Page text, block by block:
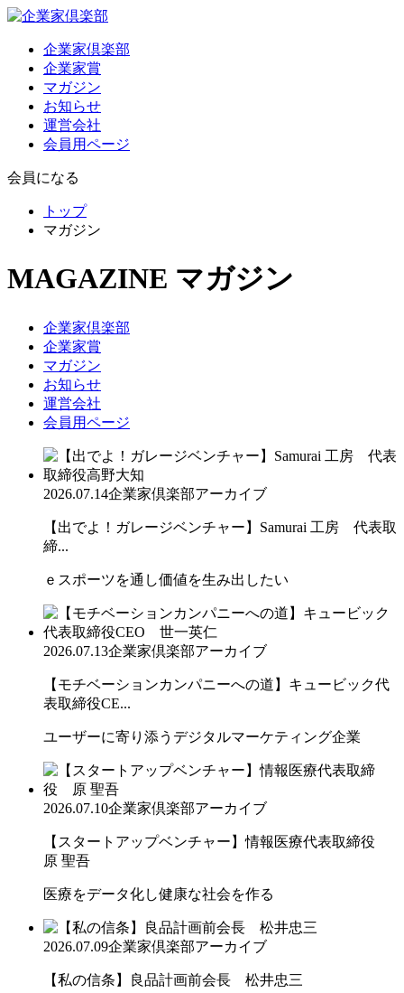
企業家倶楽部
企業家賞
マガジン
お知らせ
運営会社
会員用ページ
会員になる
トップ
マガジン
MAGAZINE マガジン
企業家倶楽部
企業家賞
マガジン
お知らせ
運営会社
会員用ページ
2026.07.14企業家倶楽部アーカイブ
【出でよ！ガレージベンチャー】Samurai 工房 代表取
締...
ｅスポーツを通し価値を生み出したい
2026.07.13企業家倶楽部アーカイブ
【モチベーションカンパニーへの道】キュービック代
表取締役CE...
ユーザーに寄り添うデジタルマーケティング企業
2026.07.10企業家倶楽部アーカイブ
【スタートアップベンチャー】情報医療代表取締役
原 聖吾
医療をデータ化し健康な社会を作る
2026.07.09企業家倶楽部アーカイブ
【私の信条】良品計画前会長 松井忠三